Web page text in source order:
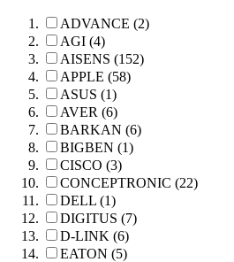
ADVANCE (2)
AGI (4)
AISENS (152)
APPLE (58)
ASUS (1)
AVER (6)
BARKAN (6)
BIGBEN (1)
CISCO (3)
CONCEPTRONIC (22)
DELL (1)
DIGITUS (7)
D-LINK (6)
EATON (5)